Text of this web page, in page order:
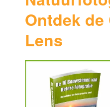
Ontdek de
Lens